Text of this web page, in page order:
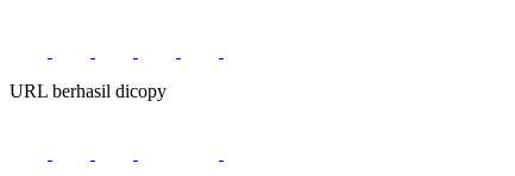
URL berhasil dicopy